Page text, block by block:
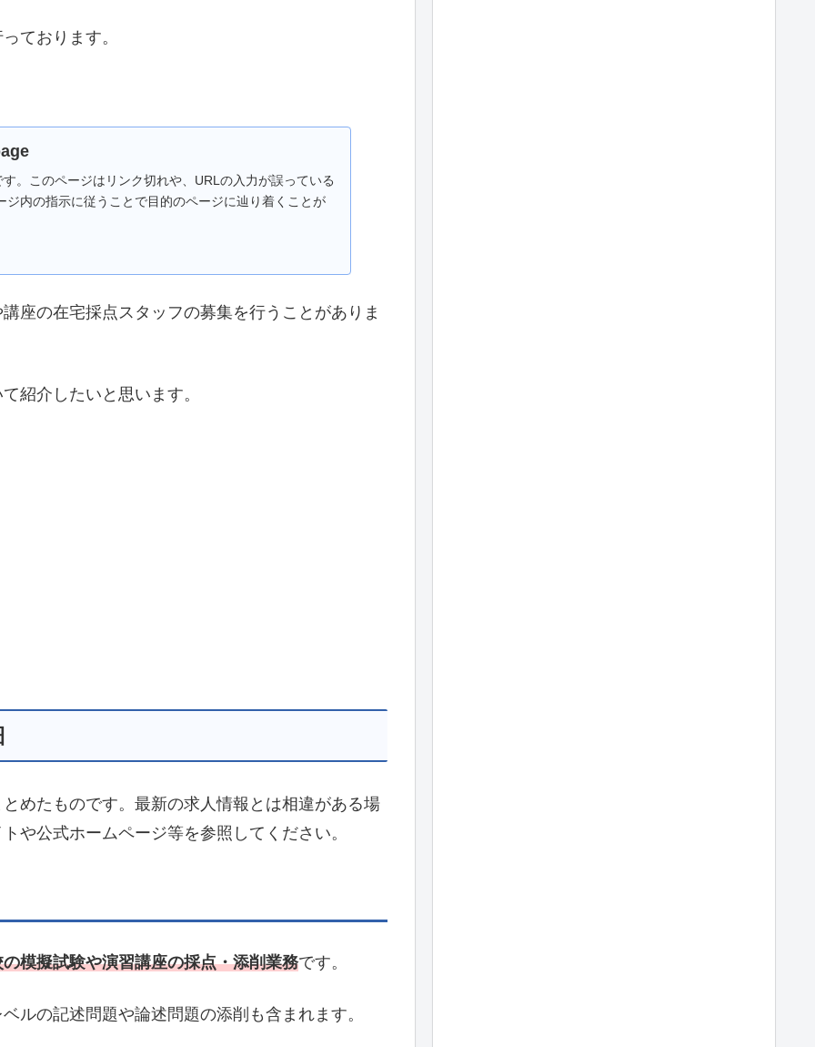
ております。
。このページはリンク切れや、URLの入力が誤っている
ジ内の指示に従うことで目的のページに辿り着くことが
座の在宅採点スタッフの募集を行うことがありま
紹介したいと思います。
めたものです。最新の求人情報とは相違がある場
や公式ホームページ等を参照してください。
模擬試験や演習講座の採点・添削業務です。
ルの記述問題や論述問題の添削も含まれます。